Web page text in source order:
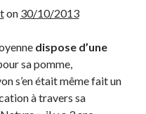
toute personnelle
toute personnelle
on 30/10/2013
dispose d’une
sa pomme,
s’en était même fait un
à travers sa